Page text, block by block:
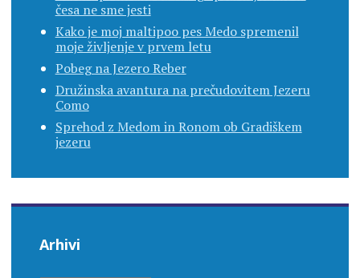
česa ne sme jesti
Kako je moj maltipoo pes Medo spremenil
moje življenje v prvem letu
Pobeg na Jezero Reber
Družinska avantura na prečudovitem Jezeru
Como
Sprehod z Medom in Ronom ob Gradiškem
jezeru
Arhivi